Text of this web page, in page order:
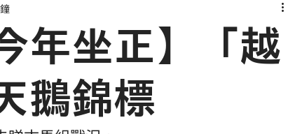
經典戰線
年坐正】「越
鵝錦標